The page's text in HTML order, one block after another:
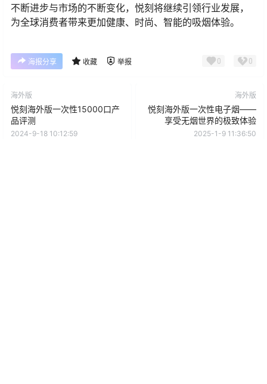
不断进步与市场的不断变化，悦刻将继续引领行业发展，
为全球消费者带来更加健康、时尚、智能的吸烟体验。
海报分享 收藏 举报 0 0
海外版
悦刻海外版一次性15000口产
品评测
2024-9-18 10:12:59
海外版
悦刻海外版一次性电子烟——
享受无烟世界的极致体验
2025-1-9 11:36:50